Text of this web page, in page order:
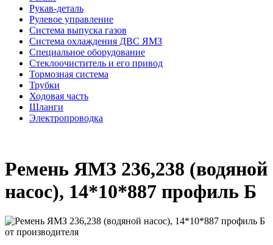
Рукав-деталь
Рулевое управление
Система выпуска газов
Система охлаждения ДВС ЯМЗ
Специальное оборудование
Стеклоочиститель и его привод
Тормозная система
Трубки
Ходовая часть
Шланги
Электропроводка
Ремень ЯМЗ 236,238 (водяной
насос), 14*10*887 профиль Б